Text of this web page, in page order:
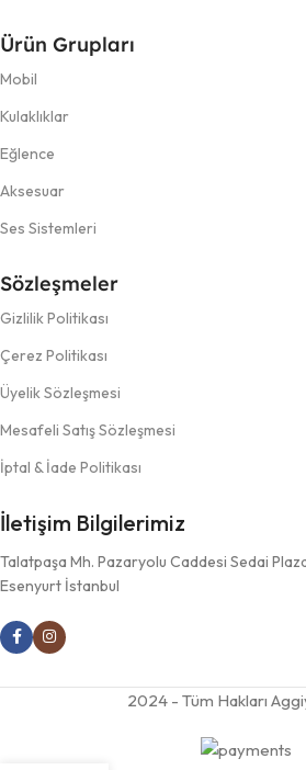
Ürün Grupları
Mobil
Kulaklıklar
Eğlence
Aksesuar
Ses Sistemleri
Sözleşmeler
Gizlilik Politikası
Çerez Politikası
Üyelik Sözleşmesi
Mesafeli Satış Sözleşmesi
İptal & İade Politikası
İletişim Bilgilerimiz
Talatpaşa Mh. Pazaryolu Caddesi Sedai
Esenyurt İstanbul
2024 - Tüm Hakları